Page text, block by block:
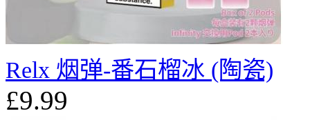
Relx 烟弹-番石榴冰 (陶瓷)
£9.99